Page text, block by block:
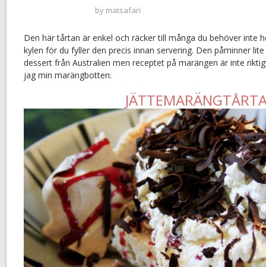
by matsafari
Den här tårtan är enkel och räcker till många du behöver inte
kylen för du fyller den precis innan servering. Den påminner
dessert från Australien men receptet på marängen är inte
jag min marängbotten: